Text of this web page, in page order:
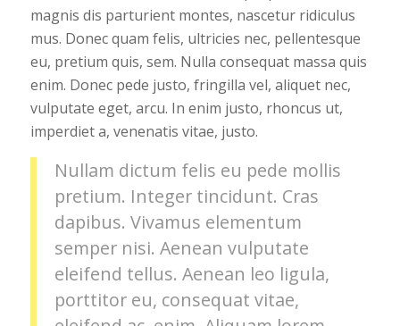
magnis dis parturient montes, nascetur ridiculus
mus. Donec quam felis, ultricies nec, pellentesque
eu, pretium quis, sem. Nulla consequat massa quis
enim. Donec pede justo, fringilla vel, aliquet nec,
vulputate eget, arcu. In enim justo, rhoncus ut,
imperdiet a, venenatis vitae, justo.
Nullam dictum felis eu pede mollis
pretium. Integer tincidunt. Cras
dapibus. Vivamus elementum
semper nisi. Aenean vulputate
eleifend tellus. Aenean leo ligula,
porttitor eu, consequat vitae,